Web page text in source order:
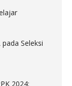
Seleksi
2024: